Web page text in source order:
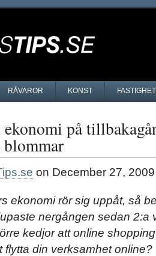
RÅVAROR KONST
på
on December 27,
ekonomi rör sig uppåt, så
nergången sedan 2:a
kedjor att online
flytta din verksamhet online?